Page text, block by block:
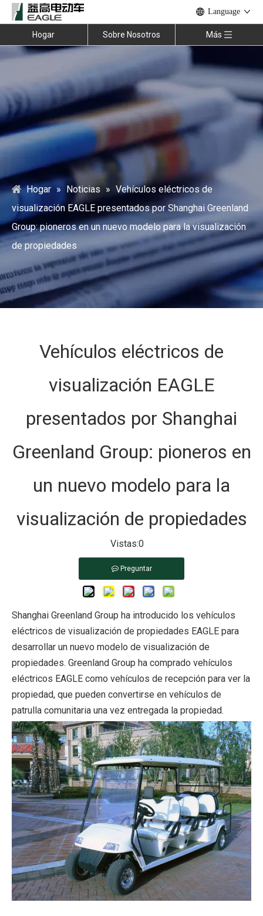
Language
Hogar Sobre Nosotros Más
Hogar » Noticias » Vehículos eléctricos de
visualización EAGLE presentados por Shanghai Greenland
Group: pioneros en un nuevo modelo para la visualización
de propiedades
Vehículos eléctricos de
visualización EAGLE
presentados por Shanghai
Greenland Group: pioneros en
un nuevo modelo para la
visualización de propiedades
Vistas:0
Preguntar
Shanghai Greenland Group ha introducido los vehículos
eléctricos de visualización de propiedades EAGLE para
desarrollar un nuevo modelo de visualización de
propiedades. Greenland Group ha comprado vehículos
eléctricos EAGLE como vehículos de recepción para ver la
propiedad, que pueden convertirse en vehículos de
patrulla comunitaria una vez entregada la propiedad.